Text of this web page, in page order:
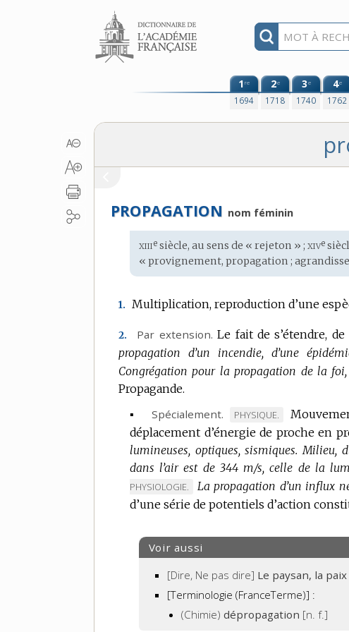
Aller au contenu
1re
1694
2e
1718
3e
1740
4e
1762
PROPAGATION nom féminin
Étymologie
:
xiiie siècle, au sens de « rejeton » ;xive
« provignement, propagation ;
1. Multiplication, reproduction d’une
2. Par extension. Le fait de s’étendre,
propagation d’un incendie, d’une
Congrégation pour la propagation de la foi,
Propagande.
▪ Spécialement.
MARQUE
DE
DOMAINE
:
PHYSIQUE.
déplacement d’énergie de proche en
lumineuses, optiques, sismiques. Milieu,
dans l’air est de 344 m/s, celle de la
PHYSIOLOGIE. La propagation d’un influx
d’une série de potentiels d’action
Voir aussi
[Dire, Ne pas dire] Le paysan, la
[Terminologie (FranceTerme)] :
(Chimie)dépropagation [n. f.]